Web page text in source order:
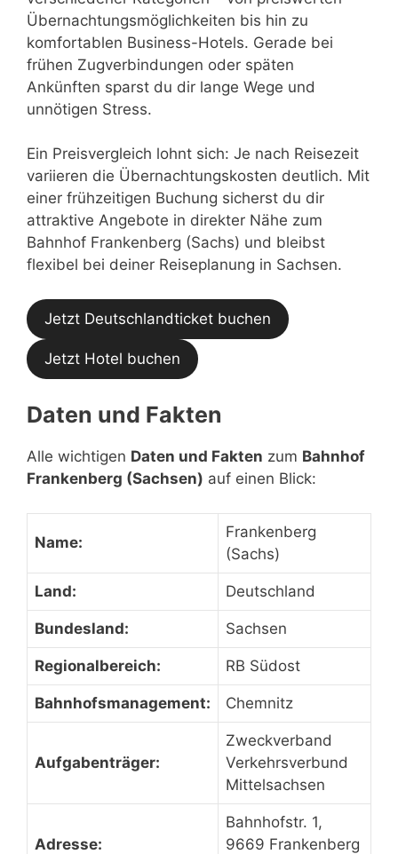
Übernachtungsmöglichkeiten bis hin zu
komfortablen Business-Hotels. Gerade bei
frühen Zugverbindungen oder späten
Ankünften sparst du dir lange Wege und
unnötigen Stress.
Ein Preisvergleich lohnt sich: Je nach Reisezeit
variieren die Übernachtungskosten deutlich. Mit
einer frühzeitigen Buchung sicherst du dir
attraktive Angebote in direkter Nähe zum
Bahnhof Frankenberg (Sachs) und bleibst
flexibel bei deiner Reiseplanung in Sachsen.
Jetzt Deutschlandticket buchen
Jetzt Hotel buchen
Daten und Fakten
Alle wichtigen Daten und Fakten zum Bahnhof
Frankenberg (Sachsen) auf einen Blick:
Name:
Frankenberg
(Sachs)
Land: Deutschland
Bundesland: Sachsen
Regionalbereich: RB Südost
Bahnhofsmanagement: Chemnitz
Aufgabenträger:
Zweckverband
Verkehrsverbund
Mittelsachsen
Adresse:
Bahnhofstr. 1,
9669 Frankenberg